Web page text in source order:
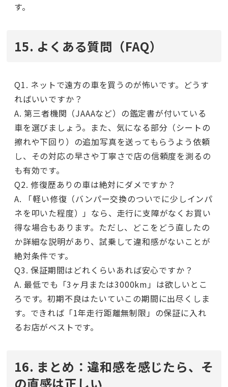
す。
15. よくある質問（FAQ）
Q1. ネットで遠方の車を買うのが怖いです。どうす
ればいいですか？
A. 第三者機関（JAAAなど）の鑑定書が付いている
車を選びましょう。また、気になる部分（シートの
擦れや下回り）の追加写真を送ってもらうよう依頼
し、その対応の早さや丁寧さで店の信頼度を測るの
も有効です。
Q2. 修復歴ありの車は絶対にダメですか？
A. 「軽い修復（バンパー交換のついでに少しインパ
ネを叩いた程度）」なら、走行に支障がなくお買い
得な場合もあります。ただし、どこをどう直したの
か詳細な説明があり、試乗して違和感がないことが
絶対条件です。
Q3. 保証期間はどれくらいあれば安心ですか？
A. 最低でも「3ヶ月または3000km」は欲しいとこ
ろです。初期不良はたいていこの期間に出尽くしま
す。できれば「1年走行距離無制限」の保証に入れ
るお店がベストです。
16. まとめ：違和感を感じたら、そ
の直感は正しい